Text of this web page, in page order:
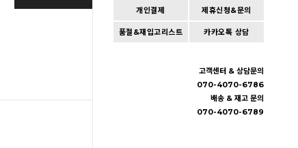
개인결제 제휴신청&문의
품절&재입고리스트 카카오톡 상담
고객센터 & 상담문의
070-4070-6786
배송 & 재고 문의
070-4070-6789
Cart | Wishlist